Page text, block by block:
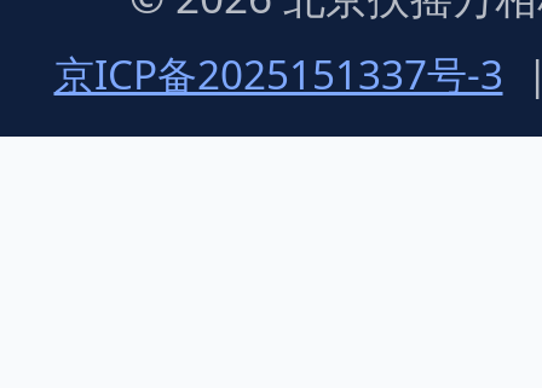
京ICP备2025151337号-3